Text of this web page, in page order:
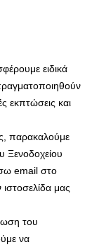
ειδικά
εκπτώσεις και
παρακαλούμε
Ξενοδοχείου
email στο
μας
του
να